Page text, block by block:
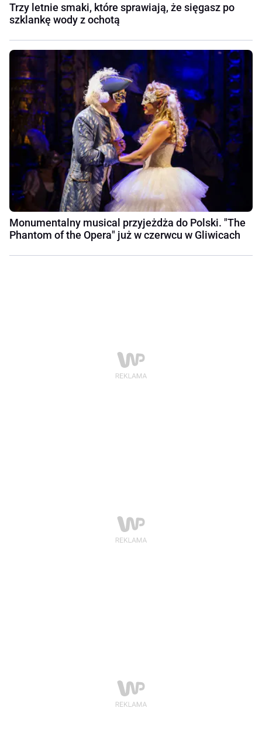
Trzy letnie smaki, które sprawiają, że sięgasz po
szklankę wody z ochotą
Monumentalny musical przyjeżdża do Polski. "The
Phantom of the Opera" już w czerwcu w Gliwicach